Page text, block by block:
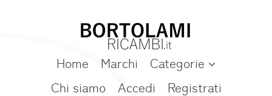
Home Marchi
Categorie
Chi siamo
Accedi Registrati